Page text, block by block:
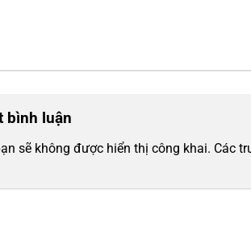
bình luận
sẽ không được hiển thị công khai. Các